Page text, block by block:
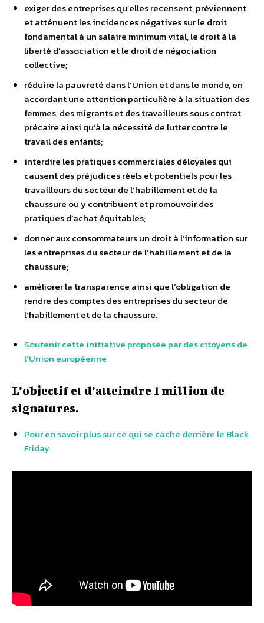
exiger des entreprises qu’elles recensent, préviennent
et atténuent les incidences négatives sur le droit
fondamental à un salaire minimum vital, le droit à la
liberté d’association et le droit de négociation
collective;
réduire la pauvreté dans l’Union et dans le monde, en
accordant une attention particulière à la situation des
femmes, des migrants et des travailleurs sous contrat
précaire ainsi qu’à la nécessité de lutter contre le
travail des enfants;
interdire les pratiques commerciales déloyales qui
causent des préjudices réels et potentiels pour les
travailleurs du secteur de l’habillement et de la
chaussure ou y contribuent et promouvoir des
pratiques d’achat équitables;
donner aux consommateurs un droit à l’information sur
les entreprises du secteur de l’habillement et de la
chaussure;
améliorer la transparence ainsi que l’obligation de
rendre des comptes des entreprises du secteur de
l’habillement et de la chaussure.
Soutenir cette initiative proposée par des citoyens de
l’Union européenne
L’objectif et d’atteindre 1 million de
signatures.
Pour en savoir plus sur ce qui se cache derrière le Black
Friday